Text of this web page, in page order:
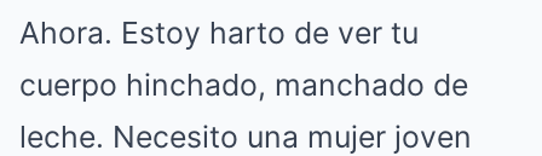
Ahora. Estoy harto de ver tu
cuerpo hinchado, manchado de
leche. Necesito una mujer joven